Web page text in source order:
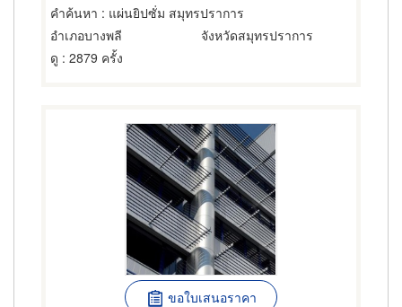
คำค้นหา : แผ่นยิปซั่ม สมุทรปราการ
อำเภอบางพลี
จังหวัดสมุทรปราการ
ดู : 2879 ครั้ง
ขอใบเสนอราคา